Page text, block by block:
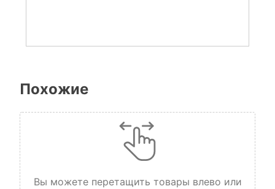
Похожие
Вы можете перетащить товары влево или